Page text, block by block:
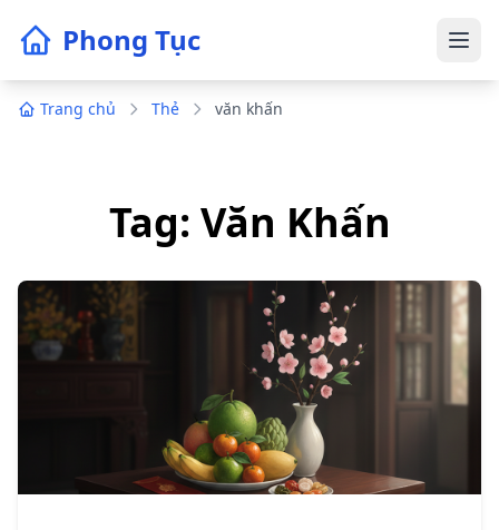
Phong Tục
Trang chủ Thẻ văn khấn
Tag: Văn Khấn